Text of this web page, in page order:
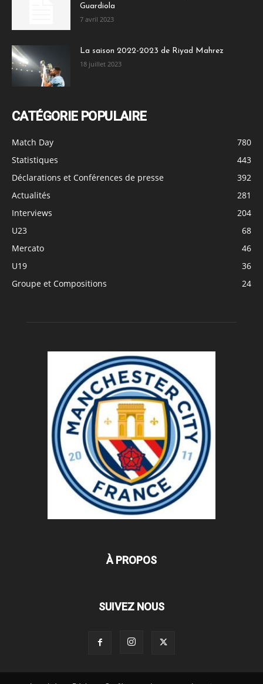
Guardiola
7 avril 2023
La saison 2022-2023 de Riyad Mahrez
18 juillet 2023
CATÉGORIE POPULAIRE
Match Day
780
Statistiques
443
Déclarations et Conférences de presse
392
Actualités
281
Interviews
204
U23
68
Mercato
46
U19
36
Groupe et Compositions
24
À PROPOS
SUIVEZ NOUS